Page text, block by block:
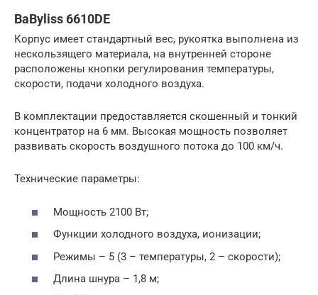
BaByliss 6610DE
Корпус имеет стандартный вес, рукоятка выполнена из
нескользящего материала, на внутренней стороне
расположены кнопки регулирования температуры,
скорости, подачи холодного воздуха.
В комплектации предоставляется скошенный и тонкий
концентратор на 6 мм. Высокая мощность позволяет
развивать скорость воздушного потока до 100 км/ч.
Технические параметры:
Мощность 2100 Вт;
Функции холодного воздуха, ионизации;
Режимы – 5 (3 – температуры, 2 – скорости);
Длина шнура – 1,8 м;